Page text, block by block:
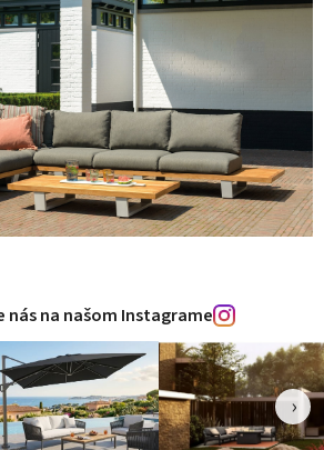
nás na našom Instagrame
›